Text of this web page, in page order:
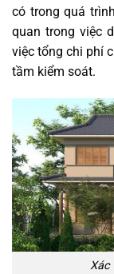
có trong quá
quan trong việc
việc tổng chi phí
tầm kiểm soát.
Xác